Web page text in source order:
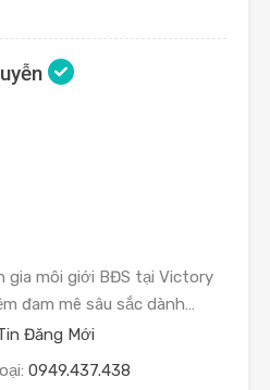
gia môi giới BĐS tại Victory
đam mê sâu sắc dành…
Đăng Mới
0949.437.438